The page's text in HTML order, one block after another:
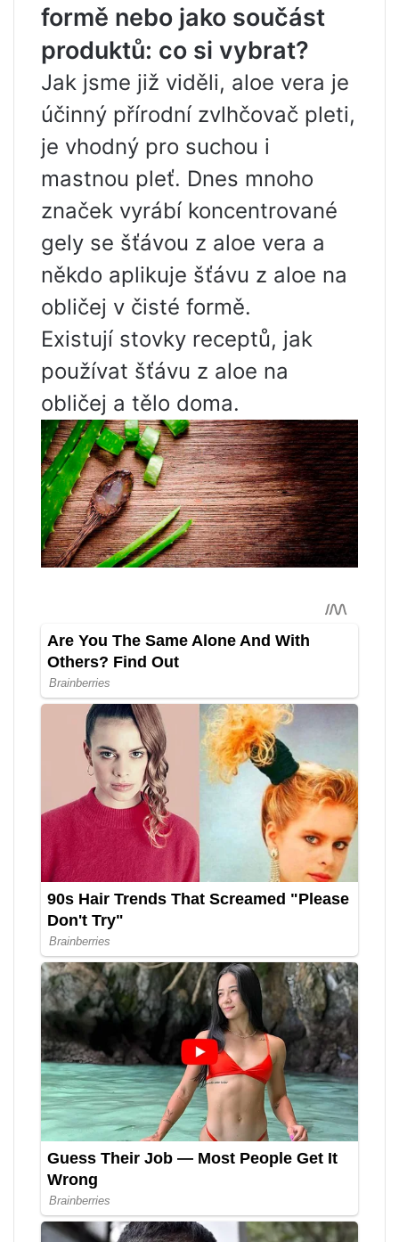
formě nebo jako součást
produktů: co si vybrat?
Jak jsme již viděli, aloe vera je
účinný přírodní zvlhčovač pleti,
je vhodný pro suchou i
mastnou pleť. Dnes mnoho
značek vyrábí koncentrované
gely se šťávou z aloe vera a
někdo aplikuje šťávu z aloe na
obličej v čisté formě.
Existují stovky receptů, jak
používat šťávu z aloe na
obličej a tělo doma.